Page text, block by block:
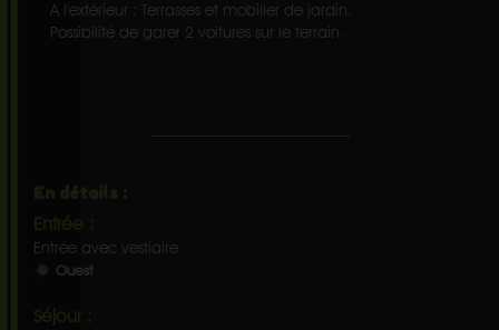
A l'extérieur : Terrasses et mobilier de jardin.
Possibilité de garer 2 voitures sur le terrain.
En détails :
Entrée :
Entrée avec vestiaire
Ouest
Séjour :